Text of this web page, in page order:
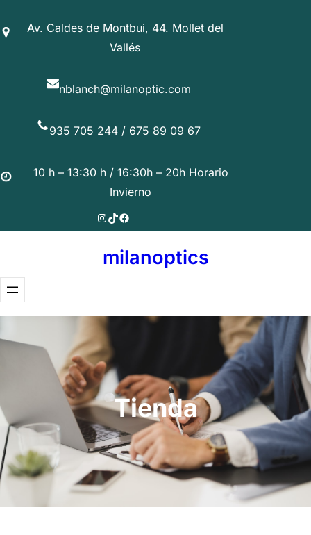
Av. Caldes de Montbui, 44. Mollet del
Vallés
nblanch@milanoptic.com
935 705 244 / 675 89 09 67
10 h – 13:30 h / 16:30h – 20h Horario
Invierno
Instagram
TikTok
Facebook
milanoptics
Tienda